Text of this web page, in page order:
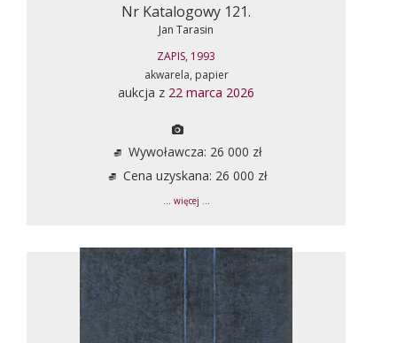
Nr Katalogowy 121.
Jan Tarasin
ZAPIS, 1993
akwarela, papier
aukcja z 22 marca 2026
Wywoławcza: 26 000 zł
Cena uzyskana: 26 000 zł
... więcej ...